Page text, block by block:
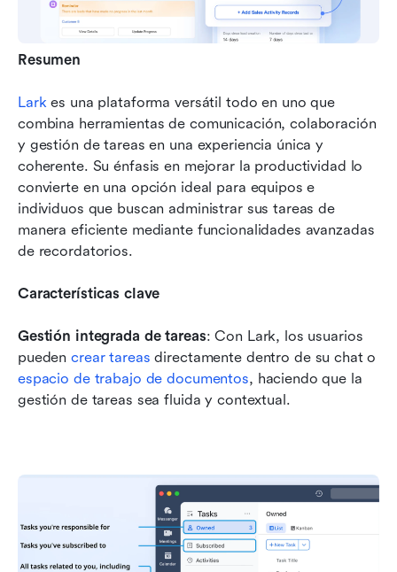
Resumen
Lark es una plataforma versátil todo en uno que
combina herramientas de comunicación, colaboración
y gestión de tareas en una experiencia única y
coherente. Su énfasis en mejorar la productividad lo
convierte en una opción ideal para equipos e
individuos que buscan administrar sus tareas de
manera eficiente mediante funcionalidades avanzadas
de recordatorios.
Características clave
Gestión integrada de tareas: Con Lark, los usuarios
pueden crear tareas
espacio de trabajo de documentos, haciendo que la
gestión de tareas sea fluida y contextual.